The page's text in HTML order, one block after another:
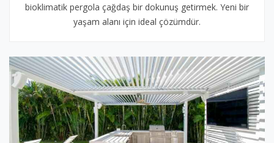
bioklimatik pergola çağdaş bir dokunuş getirmek. Yeni bir
yaşam alanı için ideal çözümdür.